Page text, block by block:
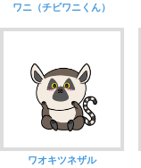
ワニ（チビワニくん）
ワオキツネザル